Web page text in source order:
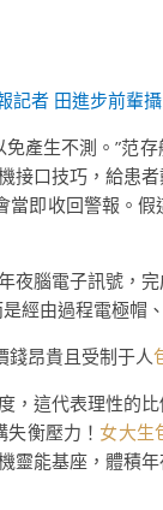
記者 田進步前輩攝
產生不測。”范
接口技巧，給患
即收回警報。
腦電子訊號，
經由過程電極帽
錢昂貴且受制于人
，這代表理性的
衡壓力！ 女大生
能基座，體積